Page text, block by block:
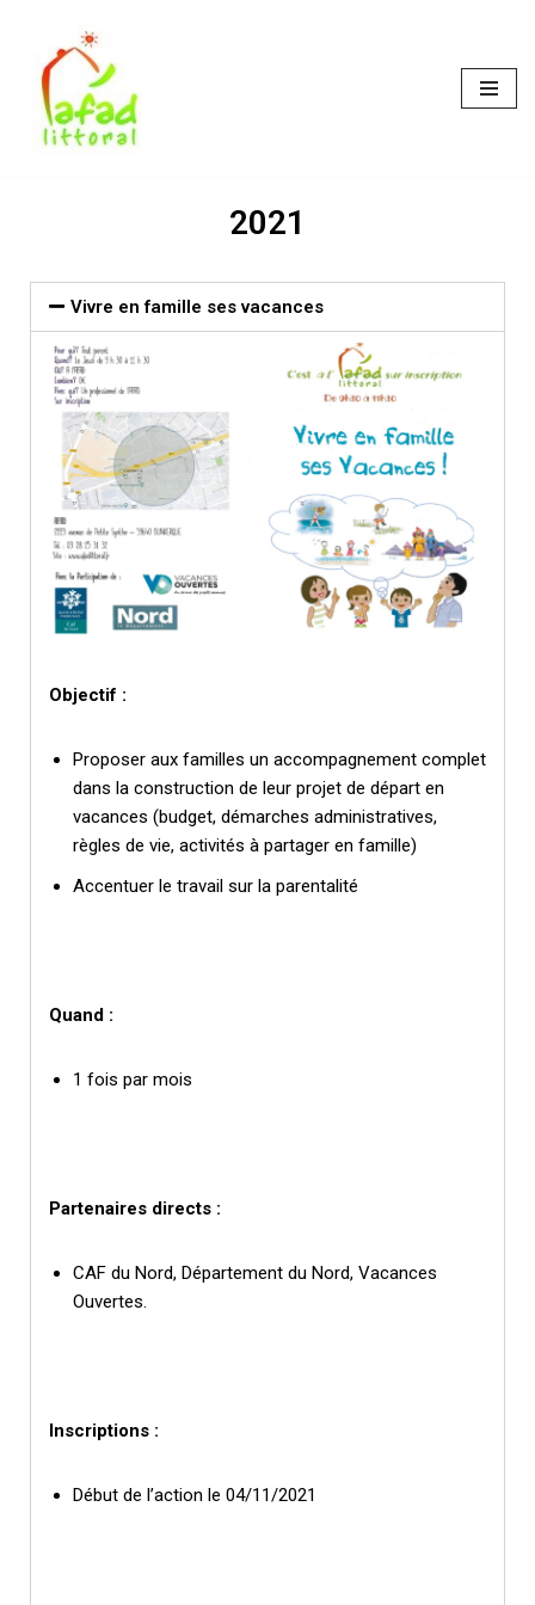
Skip
content
2021
Vivre en famille ses vacances
Objectif :
Proposer aux familles un accompagnement complet
dans la construction de leur projet de départ en
vacances (budget, démarches administratives,
règles de vie, activités à partager en famille)
Accentuer le travail sur la parentalité
Quand :
1 fois par mois
Partenaires directs :
CAF du Nord, Département du Nord, Vacances
Ouvertes.
Inscriptions :
Début de l’action le 04/11/2021